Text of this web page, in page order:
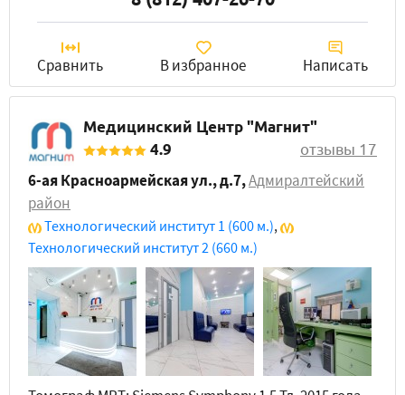
Сравнить В избранное Написать
Медицинский Центр "Магнит"
4.9
отзывы 17
6-ая Красноармейская ул., д.7,Адмиралтейский
район
Технологический институт 1 (600 м.),
Технологический институт 2 (660 м.)